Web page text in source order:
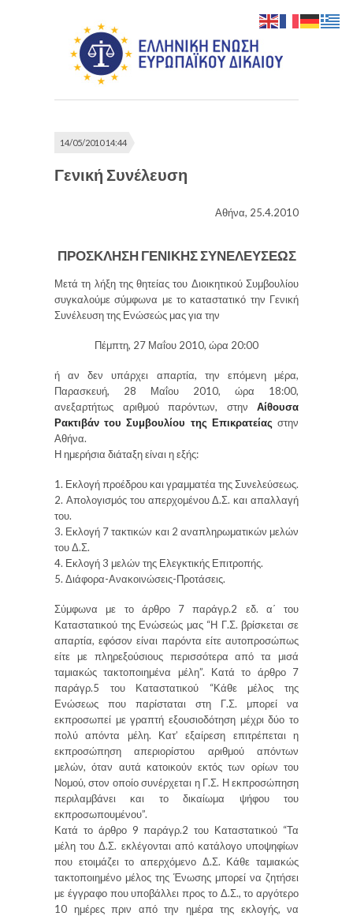
14/05/2010 14:44
Γενική Συνέλευση
Αθήνα, 25.4.2010
ΠΡΟΣΚΛΗΣΗ ΓΕΝΙΚΗΣ ΣΥΝΕΛΕΥΣΕΩΣ
Μετά τη λήξη της θητείας του Διοικητικού Συμβουλίου
συγκαλούμε σύμφωνα με το καταστατικό την Γενική
Συνέλευση της Ενώσεώς μας για την
Πέμπτη, 27 Μαΐου 2010, ώρα 20:00
ή αν δεν υπάρχει απαρτία, την επόμενη μέρα,
Παρασκευή, 28 Μαΐου 2010, ώρα 18:00,
ανεξαρτήτως αριθμού παρόντων, στην Αίθουσα
Ρακτιβάν του Συμβουλίου της Επικρατείας στην
Αθήνα.
Η ημερήσια διάταξη είναι η εξής:
1. Εκλογή προέδρου και γραμματέα της Συνελεύσεως.
2. Απολογισμός του απερχομένου Δ.Σ. και απαλλαγή
του.
3. Εκλογή 7 τακτικών και 2 αναπληρωματικών μελών
του Δ.Σ.
4. Εκλογή 3 μελών της Ελεγκτικής Επιτροπής.
5. Διάφορα-Ανακοινώσεις-Προτάσεις.
Σύμφωνα με το άρθρο 7 παράγρ.2 εδ. α΄ του
Καταστατικού της Ενώσεώς μας “Η Γ.Σ. βρίσκεται σε
απαρτία, εφόσον είναι παρόντα είτε αυτοπροσώπως
είτε με πληρεξούσιους περισσότερα από τα μισά
ταμιακώς τακτοποιημένα μέλη”. Κατά το άρθρο 7
παράγρ.5 του Καταστατικού “Κάθε μέλος της
Ενώσεως που παρίσταται στη Γ.Σ. μπορεί να
εκπροσωπεί με γραπτή εξουσιοδότηση μέχρι δύο το
πολύ απόντα μέλη. Κατ’ εξαίρεση επιτρέπεται η
εκπροσώπηση απεριορίστου αριθμού απόντων
μελών, όταν αυτά κατοικούν εκτός των ορίων του
Νομού, στον οποίο συνέρχεται η Γ.Σ. Η εκπροσώπηση
περιλαμβάνει και το δικαίωμα ψήφου του
εκπροσωπουμένου”.
Κατά το άρθρο 9 παράγρ.2 του Καταστατικού “Τα
μέλη του Δ.Σ. εκλέγονται από κατάλογο υποψηφίων
που ετοιμάζει το απερχόμενο Δ.Σ. Κάθε ταμιακώς
τακτοποιημένο μέλος της Ένωσης μπορεί να ζητήσει
με έγγραφο που υποβάλλει προς το Δ.Σ., το αργότερο
10 ημέρες πριν από την ημέρα της εκλογής, να